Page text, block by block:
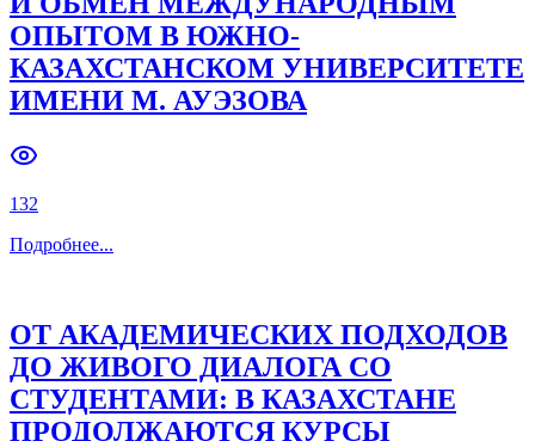
Previous slide Next slide
ОПЫТОМ В ЮЖНО-
КАЗАХСТАНСКОМ УНИВЕРСИТЕТЕ
ИМЕНИ М. АУЭЗОВА
132
Подробнее...
ОТ АКАДЕМИЧЕСКИХ ПОДХОДОВ
ДО ЖИВОГО ДИАЛОГА СО
СТУДЕНТАМИ: В КАЗАХСТАНЕ
ПРОДОЛЖАЮТСЯ КУРСЫ